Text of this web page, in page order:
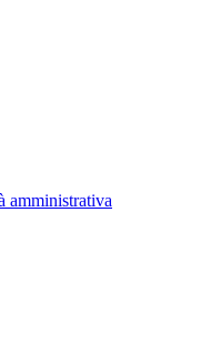
amministrativa